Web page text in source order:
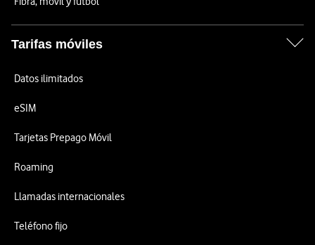
Tarifas móviles
Datos ilimitados
eSIM
Tarjetas Prepago Móvil
Roaming
Llamadas internacionales
Teléfono fijo